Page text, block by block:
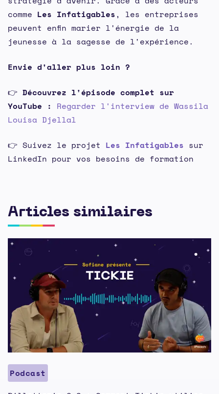
comme Les Infatigables, les entreprises
peuvent enfin marier l'énergie de la
jeunesse à la sagesse de l'expérience.
Envie d'aller plus loin ?
👉 Découvrez l'épisode complet sur
YouTube : Regarder l'interview de Wassila
Louisa Djellal
👉 Suivez le projet Les Infatigables sur
LinkedIn pour vos besoins de formation
Articles similaires
Podcast